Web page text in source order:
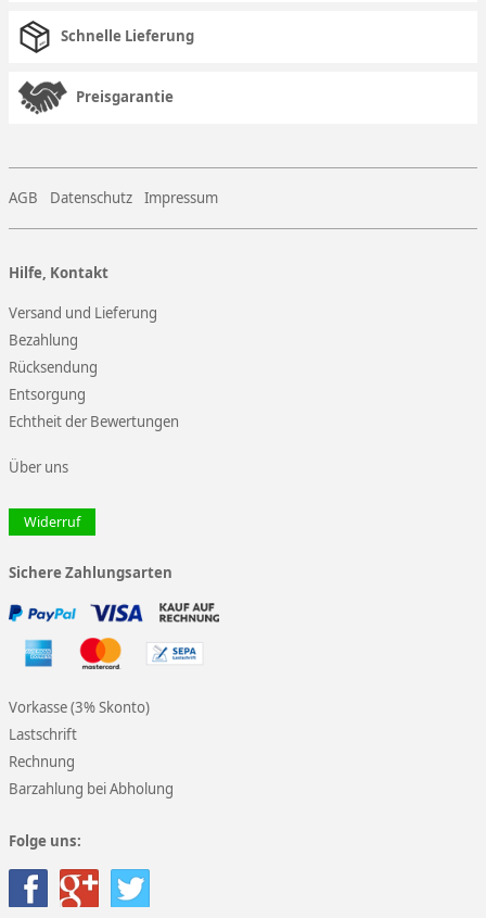
Schnelle Lieferung
Preisgarantie
AGB Datenschutz Impressum
Hilfe, Kontakt
Versand und Lieferung
Bezahlung
Rücksendung
Entsorgung
Echtheit der Bewertungen
Über uns
Widerruf
Sichere Zahlungsarten
Vorkasse (3% Skonto)
Lastschrift
Rechnung
Barzahlung bei Abholung
Folge uns: